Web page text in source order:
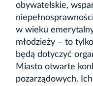
obywatelskie,
w wieku
młodzieży – to
będą dotyczyć
Miasto otwarte
pozarządowych.